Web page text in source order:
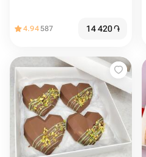
4.94587 14 420֏